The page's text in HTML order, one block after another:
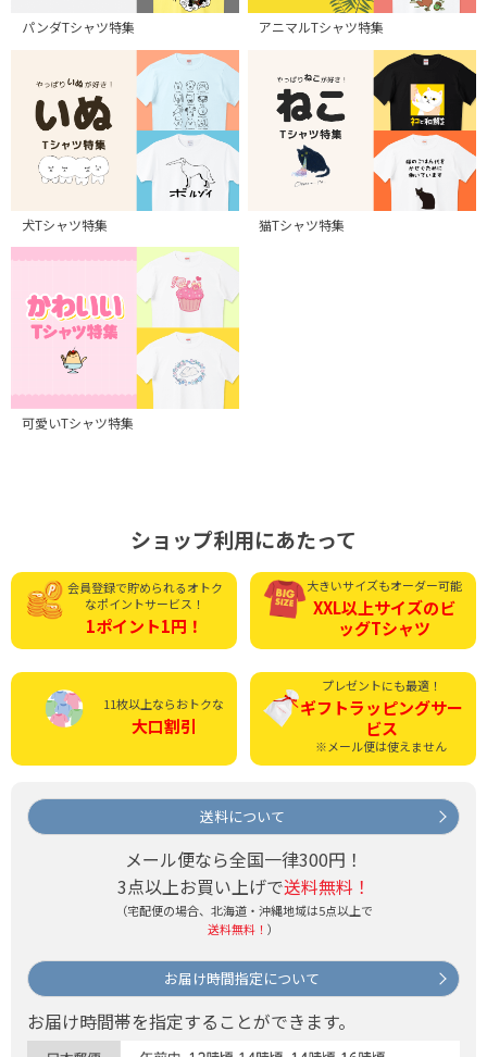
パンダTシャツ特集 アニマルTシャツ特集
犬Tシャツ特集 猫Tシャツ特集
可愛いTシャツ特集
ショップ利用にあたって
会員登録で貯められるオトク
なポイントサービス！
1ポイント1円！
大きいサイズもオーダー可能
XXL以上サイズのビ
ッグTシャツ
11枚以上ならおトクな
大口割引
プレゼントにも最適！
ギフトラッピングサー
ビス
※メール便は使えません
送料について
メール便なら全国一律300円！
3点以上お買い上げで送料無料！
（宅配便の場合、北海道・沖縄地域は5点以上で
送料無料！ ）
お届け時間指定について
お届け時間帯を指定することができます。